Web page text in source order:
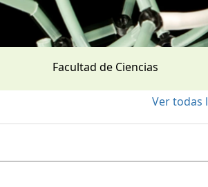
Facultad de Ciencias
Ver todas